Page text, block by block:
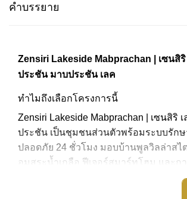
คำบรรยาย
Zensiri Lakeside Mabprachan | เซนสิ
ประชัน มาบประชัน เลค
ทำไมถึงเลือกโครงการนี้
Zensiri Lakeside Mabprachan | เซนสิริ
ประชัน เป็นชุมชนส่วนตัวพร้อมระบบรักษ
ปลอดภัย 24 ชั่วโมง มอบบ้านพูลวิลล่าสไ
อมสระน้ำเกลือ ฟีเจอร์สมาร์ทโฮม และก
ภายในคุณภาพสูง ราคาพร้อมเริ่มต้นเพีย
บาท เหมาะสำหรับครอบครัวที่ต้องการค